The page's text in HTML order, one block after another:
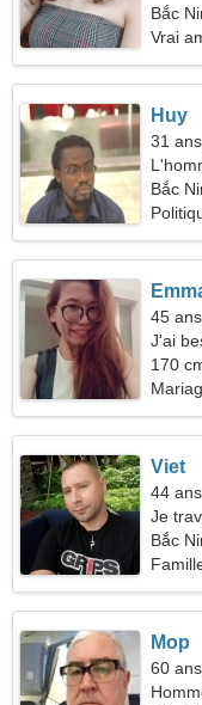
Bắc
Vrai
Huy
31
Bắc
45
J'ai
170
Viet
44
Je
Bắc
Mop
60